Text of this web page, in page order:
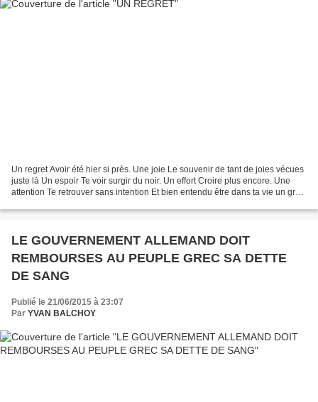
Un regret Avoir été hier si près. Une joie Le souvenir de tant de joies vécues
juste là Un espoir Te voir surgir du noir. Un effort Croire plus encore. Une
attention Te retrouver sans intention Et bien entendu être dans ta vie un gros
LE GOUVERNEMENT ALLEMAND DOIT
REMBOURSES AU PEUPLE GREC SA DETTE
DE SANG
Publié le 21/06/2015 à 23:07
Par YVAN BALCHOY